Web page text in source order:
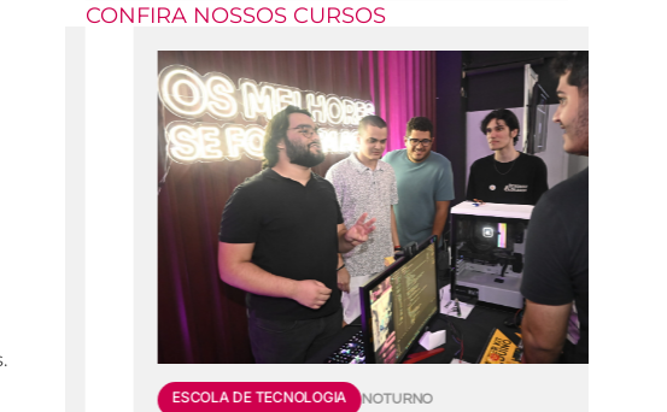
CONFIRA NOSSOS CURSOS
ESCOLA DE TECNOLOGIA NOTURNO